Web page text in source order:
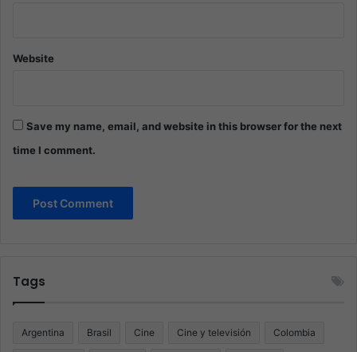
Website
Save my name, email, and website in this browser for the next
time I comment.
Tags
Argentina Brasil Cine Cine y televisión Colombia